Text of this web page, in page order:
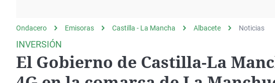
Operación Viuda
Negra
Navarra
Ondacero Emisoras Castilla - La Mancha Albacete Noticias
INVERSIÓN
El Gobierno de Castilla-La